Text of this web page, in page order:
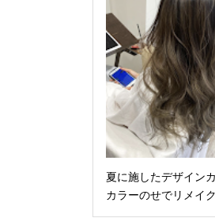
夏に施したデザイン
カラーのせでリメイ